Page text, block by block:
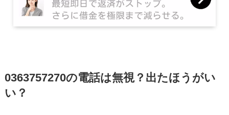
0363757270の電話は無視？出たほうがい
い？